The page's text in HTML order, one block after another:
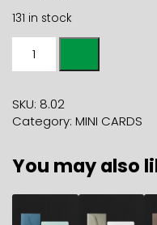
131 in stock
card
barley
+
mini
quantity
SKU: 8.02
Category: MINI CARDS
You may also
2,80 2,80